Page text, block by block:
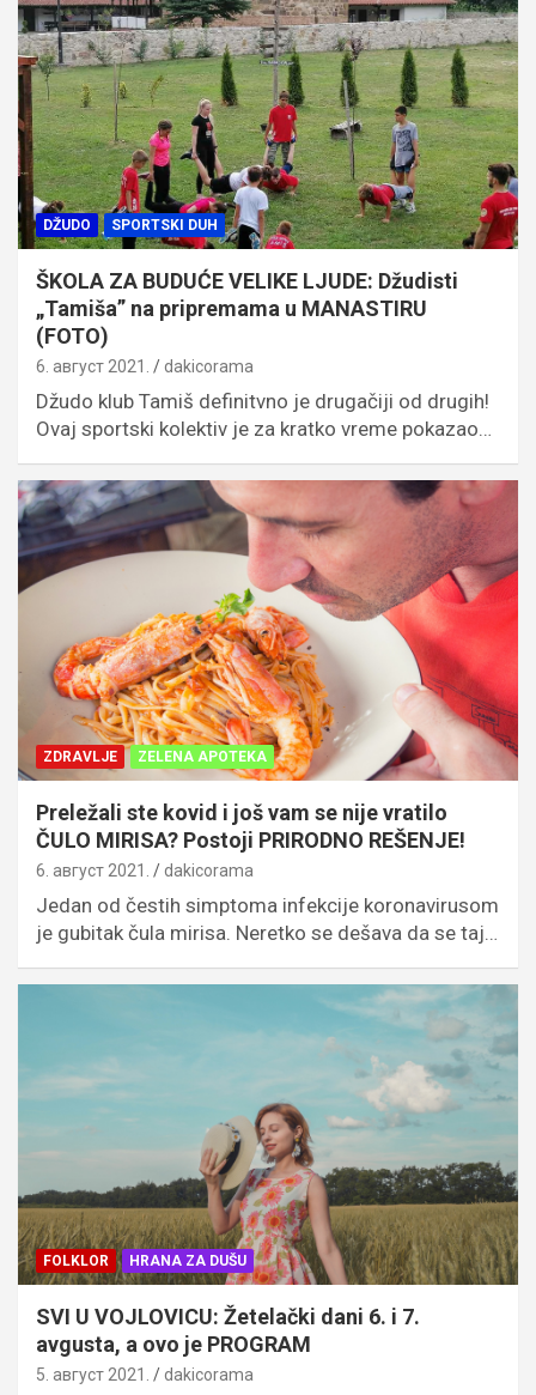
DŽUDO SPORTSKI DUH
ŠKOLA ZA BUDUĆE VELIKE LJUDE: Džudisti
„Tamiša” na pripremama u MANASTIRU
(FOTO)
6. август 2021. dakicorama
Džudo klub Tamiš definitvno je drugačiji od drugih!
Ovaj sportski kolektiv je za kratko vreme pokazao…
ZDRAVLJE ZELENA APOTEKA
Preležali ste kovid i još vam se nije vratilo
ČULO MIRISA? Postoji PRIRODNO REŠENJE!
6. август 2021. dakicorama
Jedan od čestih simptoma infekcije koronavirusom
je gubitak čula mirisa. Neretko se dešava da se taj…
FOLKLOR HRANA ZA DUŠU
SVI U VOJLOVICU: Žetelački dani 6. i 7.
avgusta, a ovo je PROGRAM
5. август 2021. dakicorama